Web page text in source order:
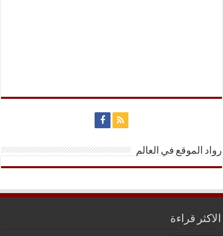
رواد الموقع في العالم
الاكثر قراءة